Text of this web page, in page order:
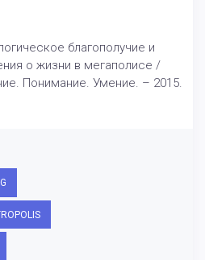
благополучие и
о жизни в мегаполисе /
Понимание. Умение. – 2015.